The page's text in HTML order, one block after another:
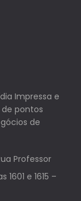
Impressa e
pontos
de
Professor
e 1615 –